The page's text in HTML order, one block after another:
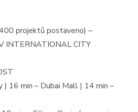
projektů postaveno) –
INTERNATIONAL CITY
| 16 min – Dubai Mall | 14 min –